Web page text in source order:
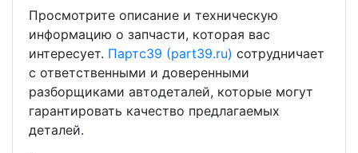
Просмотрите описание и техническую
информацию о запчасти, которая вас
интересует. Партс39 (part39.ru) сотрудничает
с ответственными и доверенными
разборщиками автодеталей, которые могут
гарантировать качество предлагаемых
деталей.